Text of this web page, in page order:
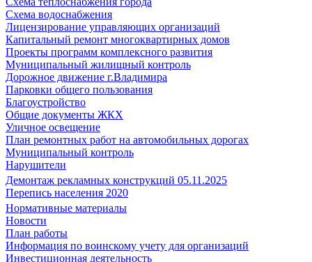
Схема водоснабжения
Лицензирование управляющих организаций
Капитальный ремонт многоквартирных домов
Проекты программ комплексного развития
Муниципальный жилищный контроль
Дорожное движение г.Владимира
Парковки общего пользования
Благоустройство
Общие документы ЖКХ
Уличное освещение
План ремонтных работ на автомобильных дорогах
Муниципальный контроль
Нарушители
Демонтаж рекламных конструкций 05.11.2025
Перепись населения 2020
Нормативные материалы
Новости
План работы
Информация по воинскому учету для организаций
Инвестиционная деятельность